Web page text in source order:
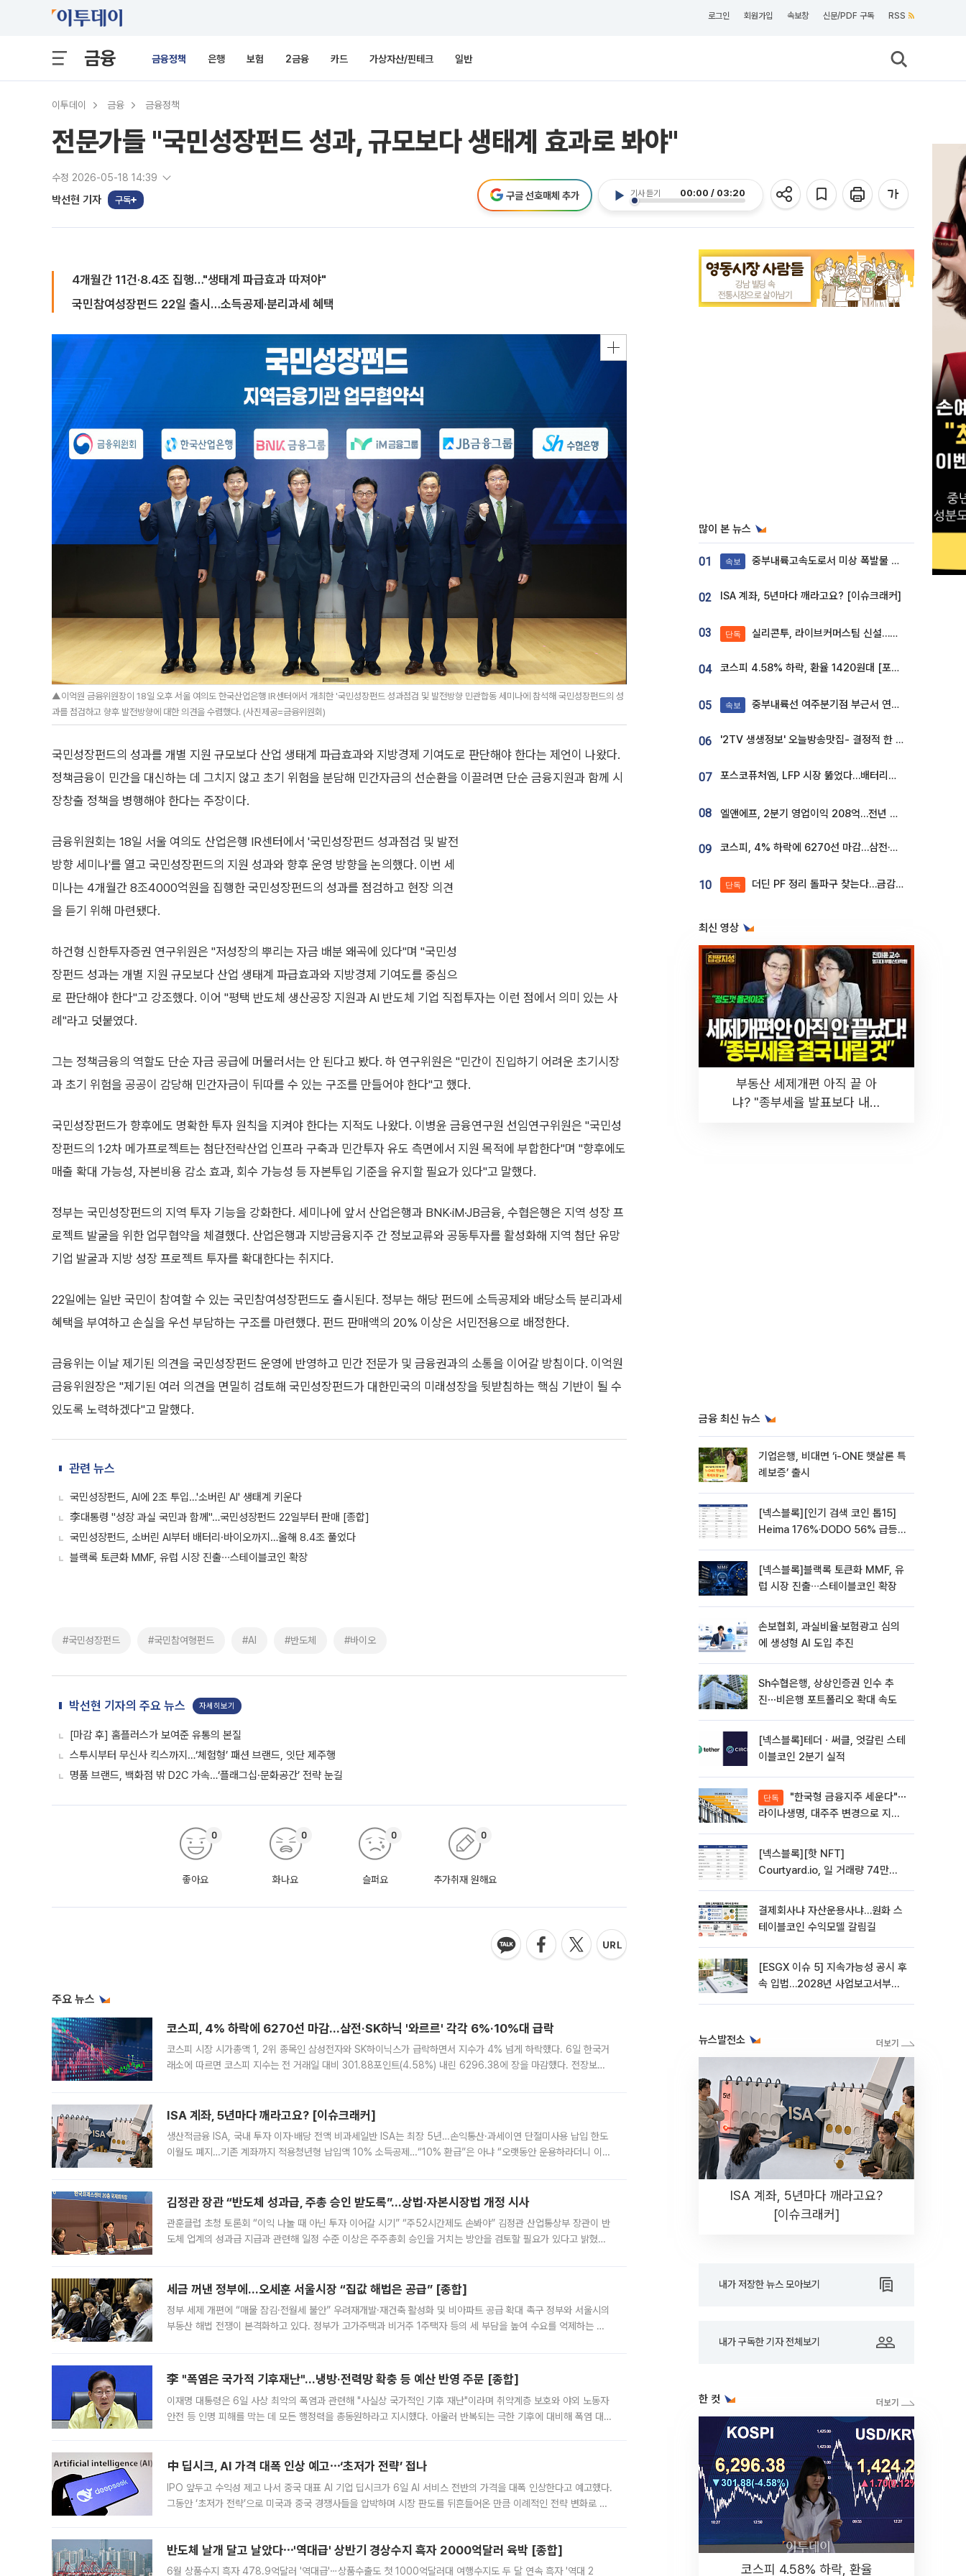
로그인 회원가입 속보창 신문/PDF 구독 RSS
금융 금융정책 은행 보험 2금융 카드 가상자산/핀테크 일반
이투데이 금융 금융정책
전문가들 "국민성장펀드 성과, 규모보다 생태계 효과로 봐야"
수정 2026-05-18 14:39
박선현 기자 구독
기사 듣기 00:00 / 03:20
구글 선호매체 추가
4개월간 11건·8.4조 집행…"생태계 파급효과 따져야"
국민참여성장펀드 22일 출시…소득공제·분리과세 혜택
▲이억원 금융위원장이 18일 오후 서울 여의도 한국산업은행 IR센터에서 개최한 '국민성장펀드 성과점검 및 발전방향 민관합동 세미나에 참석해 국민성장펀드의 성
과를 점검하고 향후 발전방향에 대한 의견을 수렴했다. (사진제공=금융위원회)
국민성장펀드의 성과를 개별 지원 규모보다 산업 생태계 파급효과와 지방경제 기여도로 판단해야 한다는 제언이 나왔다.
정책금융이 민간을 대신하는 데 그치지 않고 초기 위험을 분담해 민간자금의 선순환을 이끌려면 단순 금융지원과 함께 시
장창출 정책을 병행해야 한다는 주장이다.
금융위원회는 18일 서울 여의도 산업은행 IR센터에서 '국민성장펀드 성과점검 및 발전
방향 세미나'를 열고 국민성장펀드의 지원 성과와 향후 운영 방향을 논의했다. 이번 세
미나는 4개월간 8조4000억원을 집행한 국민성장펀드의 성과를 점검하고 현장 의견
을 듣기 위해 마련됐다.
하건형 신한투자증권 연구위원은 "저성장의 뿌리는 자금 배분 왜곡에 있다"며 "국민성
장펀드 성과는 개별 지원 규모보다 산업 생태계 파급효과와 지방경제 기여도를 중심으
로 판단해야 한다"고 강조했다. 이어 "평택 반도체 생산공장 지원과 AI 반도체 기업 직접투자는 이런 점에서 의미 있는 사
례"라고 덧붙였다.
그는 정책금융의 역할도 단순 자금 공급에 머물러서는 안 된다고 봤다. 하 연구위원은 "민간이 진입하기 어려운 초기시장
과 초기 위험을 공공이 감당해 민간자금이 뒤따를 수 있는 구조를 만들어야 한다"고 했다.
국민성장펀드가 향후에도 명확한 투자 원칙을 지켜야 한다는 지적도 나왔다. 이병윤 금융연구원 선임연구위원은 "국민성
장펀드의 1·2차 메가프로젝트는 첨단전략산업 인프라 구축과 민간투자 유도 측면에서 지원 목적에 부합한다"며 "향후에도
매출 확대 가능성, 자본비용 감소 효과, 회수 가능성 등 자본투입 기준을 유지할 필요가 있다"고 말했다.
정부는 국민성장펀드의 지역 투자 기능을 강화한다. 세미나에 앞서 산업은행과 BNK·iM·JB금융, 수협은행은 지역 성장 프
로젝트 발굴을 위한 업무협약을 체결했다. 산업은행과 지방금융지주 간 정보교류와 공동투자를 활성화해 지역 첨단 유망
기업 발굴과 지방 성장 프로젝트 투자를 확대한다는 취지다.
22일에는 일반 국민이 참여할 수 있는 국민참여성장펀드도 출시된다. 정부는 해당 펀드에 소득공제와 배당소득 분리과세
혜택을 부여하고 손실을 우선 부담하는 구조를 마련했다. 펀드 판매액의 20% 이상은 서민전용으로 배정한다.
금융위는 이날 제기된 의견을 국민성장펀드 운영에 반영하고 민간 전문가 및 금융권과의 소통을 이어갈 방침이다. 이억원
금융위원장은 "제기된 여러 의견을 면밀히 검토해 국민성장펀드가 대한민국의 미래성장을 뒷받침하는 핵심 기반이 될 수
있도록 노력하겠다"고 말했다.
관련 뉴스
국민성장펀드, AI에 2조 투입…'소버린 AI' 생태계 키운다
李대통령 "성장 과실 국민과 함께"…국민성장펀드 22일부터 판매 [종합]
국민성장펀드, 소버린 AI부터 배터리·바이오까지…올해 8.4조 풀었다
블랙록 토큰화 MMF, 유럽 시장 진출∙∙∙스테이블코인 확장
#국민성장펀드 #국민참여형펀드 #AI #반도체 #바이오
박선현 기자의 주요 뉴스 자세히보기
[마감 후] 홈플러스가 보여준 유통의 본질
스투시부터 무신사 킥스까지…‘체험형’ 패션 브랜드, 잇단 제주행
명품 브랜드, 백화점 밖 D2C 가속…‘플래그십·문화공간’ 전략 눈길
좋아요
0
화나요
0
슬퍼요
0
추가취재 원해요
0
주요 뉴스
코스피, 4% 하락에 6270선 마감…삼전·SK하닉 '와르르' 각각 6%·10%대 급락
코스피 시장 시가총액 1, 2위 종목인 삼성전자와 SK하이닉스가 급락하면서 지수가 4% 넘게 하락했다. 6일 한국거
래소에 따르면 코스피 지수는 전 거래일 대비 301.88포인트(4.58%) 내린 6296.38에 장을 마감했다. 전장보다
ISA 계좌, 5년마다 깨라고요? [이슈크래커]
생산적금융 ISA, 국내 투자 이자·배당 전액 비과세일반 ISA는 최장 5년…손익통산·과세이연 단절미사용 납입 한도
이월도 폐지…기존 계좌까지 적용청년형 납입액 10% 소득공제…“10% 환급”은 아냐 “오랫동안 운용하라더니 이제
김정관 장관 “반도체 성과급, 주총 승인 받도록”…상법·자본시장법 개정 시사
관훈클럽 초청 토론회 “이익 나눌 때 아닌 투자 이어갈 시기” “주52시간제도 손봐야” 김정관 산업통상부 장관이 반
도체 업계의 성과급 지급과 관련해 일정 수준 이상은 주주총회 승인을 거치는 방안을 검토할 필요가 있다고 밝혔다.
세금 꺼낸 정부에…오세훈 서울시장 “집값 해법은 공급” [종합]
정부 세제 개편에 “매물 잠김·전월세 불안” 우려재개발·재건축 활성화 및 비아파트 공급 확대 촉구 정부와 서울시의
부동산 해법 전쟁이 본격화하고 있다. 정부가 고가주택과 비거주 1주택자 등의 세 부담을 높여 수요를 억제하는 카
李 "폭염은 국가적 기후재난"…냉방·전력망 확충 등 예산 반영 주문 [종합]
이재명 대통령은 6일 사상 최악의 폭염과 관련해 "사실상 국가적인 기후 재난"이라며 취약계층 보호와 야외 노동자
안전 등 인명 피해를 막는 데 모든 행정력을 총동원하라고 지시했다. 아울러 반복되는 극한 기후에 대비해 폭염 대응
中 딥시크, AI 가격 대폭 인상 예고⋯‘초저가 전략’ 접나
IPO 앞두고 수익성 제고 나서 중국 대표 AI 기업 딥시크가 6일 AI 서비스 전반의 가격을 대폭 인상한다고 예고했다.
그동안 ‘초저가 전략’으로 미국과 중국 경쟁사들을 압박하며 시장 판도를 뒤흔들어온 만큼 이례적인 전략 변화로 평
반도체 날개 달고 날았다⋯'역대급' 상반기 경상수지 흑자 2000억달러 육박 [종합]
6월 상품수지 흑자 478.9억달러 '역대급'⋯상품수출도 첫 1000억달러대 여행수지도 두 달 연속 흑자 '역대 2
많이 본 뉴스
01 속보 중부내륙고속도로서 미상 폭발물 발견
02 ISA 계좌, 5년마다 깨라고요? [이슈크래커]
03 단독 실리콘투, 라이브커머스팀 신설…K뷰티 ‘글로벌 판매망’ 확대[K뷰티 라방戰]
04 코스피 4.58% 하락, 환율 1420원대 [포토]
05 속보 중부내륙선 여주분기점 부근서 연이은 추돌사고 발생
06 '2TV 생생정보' 오늘방송맛집- 결정적 한 수, 3종 메밀면! 메밀 소바 맛집 '의○○○○'
07 포스코퓨처엠, LFP 시장 뚫었다…배터리사와 대규모 장기 공급 합의
08 엘앤에프, 2분기 영업이익 208억…전년 比 흑자전환
09 코스피, 4% 하락에 6270선 마감…삼전·SK하닉 '와르르' 각각 6%·10%대 급락
10 단독 더딘 PF 정리 돌파구 찾는다…금감원, 1년 반 만에 매각설명회 재개
최신 영상
부동산 세제개편 아직 끝 아
냐? "종부세율 발표보다 내릴
금융 최신 뉴스
기업은행, 비대면 ‘i-ONE 햇살론 특
례보증’ 출시
[넥스블록][인기 검색 코인 톱15]
Heima 176%·DODO 56% 급등…
[넥스블록]블랙록 토큰화 MMF, 유
럽 시장 진출∙∙∙스테이블코인 확장
손보협회, 과실비율·보험광고 심의
에 생성형 AI 도입 추진
Sh수협은행, 상상인증권 인수 추
진⋯비은행 포트폴리오 확대 속도
[넥스블록]테더ㆍ써클, 엇갈린 스테
이블코인 2분기 실적
단독
라이나생명, 대주주 변경으로 지주
[넥스블록][핫 NFT]
Courtyard.io, 일 거래량 74만
결제회사냐 자산운용사냐…원화 스
테이블코인 수익모델 갈림길
[ESGX 이슈 5] 지속가능성 공시 후
속 입법…2028년 사업보고서부터
뉴스발전소
ISA 계좌, 5년마다 깨라고요?
[이슈크래커]
내가 저장한 뉴스 모아보기
내가 구독한 기자 전체보기
한 컷
코스피 4.58% 하락, 환율